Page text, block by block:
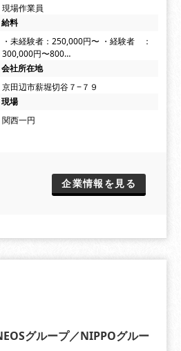
現場作業員
給料
・未経験者：250,000円〜 ・経験者 ：
300,000円〜800…
会社所在地
京田辺市薪堀切谷７−７９
現場
関西一円
企業情報を見る
グループ／NIPPOグルー